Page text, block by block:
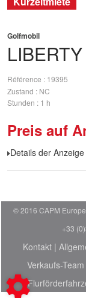
LIBERTY
Golfmobil
Référence
19395
Zustand
NC
Stunden
1 h
Preis auf
Details der
© 2016 CAPM Europe
+33
Kontakt |
Verkaufs-Team